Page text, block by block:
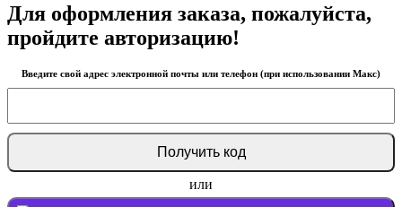
Для оформления заказа, пожалуйста,
пройдите авторизацию!
Введите свой адрес электронной почты или телефон (при использовании Макс)
или